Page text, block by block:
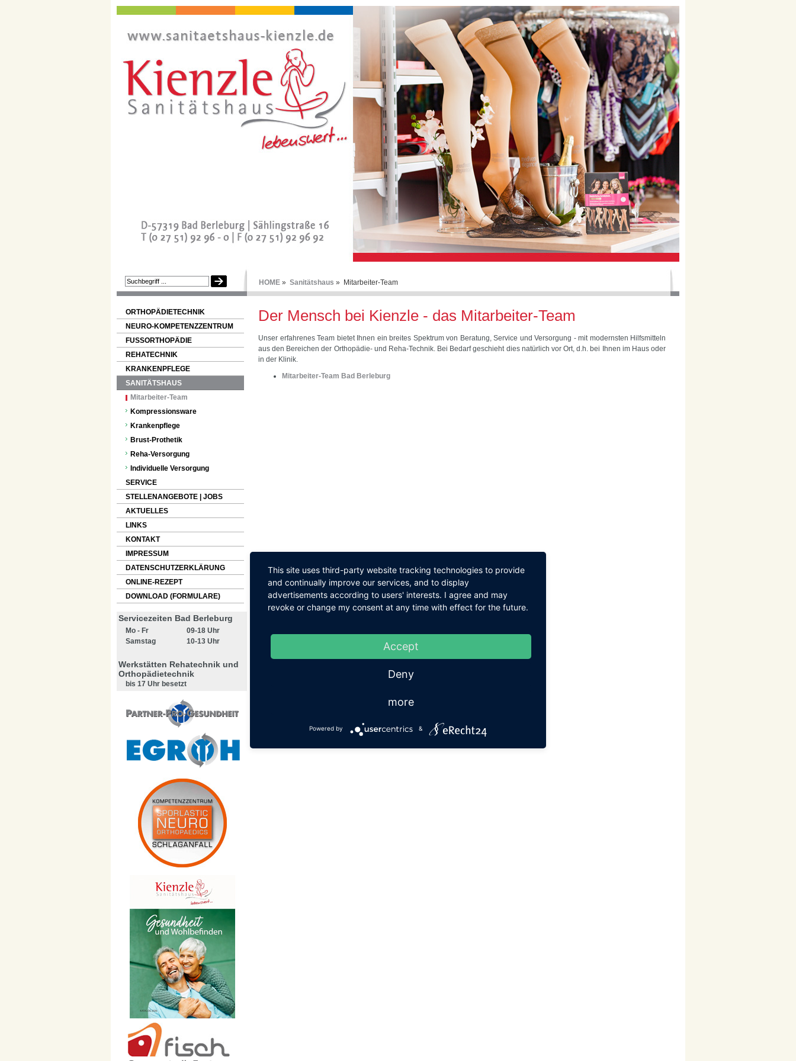
HOME » Sanitätshaus » Mitarbeiter-Team
Der Mensch bei Kienzle - das Mitarbeiter-Team
Unser erfahrenes Team bietet Ihnen ein breites Spektrum von Beratung, Service und Versorgung - mit modernsten Hilfsmitteln
aus den Bereichen der Orthopädie- und Reha-Technik. Bei Bedarf geschieht dies natürlich vor Ort, d.h. bei Ihnen im Haus oder
in der Klinik.
Mitarbeiter-Team Bad Berleburg
ORTHOPÄDIETECHNIK
NEURO-KOMPETENZZENTRUM
FUSSORTHOPÄDIE
REHATECHNIK
KRANKENPFLEGE
SANITÄTSHAUS
Mitarbeiter-Team
Kompressionsware
Krankenpflege
Brust-Prothetik
Reha-Versorgung
Individuelle Versorgung
SERVICE
STELLENANGEBOTE | JOBS
AKTUELLES
LINKS
KONTAKT
IMPRESSUM
DATENSCHUTZERKLÄRUNG
ONLINE-REZEPT
DOWNLOAD (FORMULARE)
Servicezeiten Bad Berleburg
Mo - Fr
Samstag
09-18 Uhr
10-13 Uhr
Werkstätten Rehatechnik und
Orthopädietechnik
bis 17 Uhr besetzt
This site uses third-party website tracking technologies to provide
and continually improve our services, and to display
advertisements according to users' interests. I agree and may
revoke or change my consent at any time with effect for the future.
Accept
Deny
more
Powered by &